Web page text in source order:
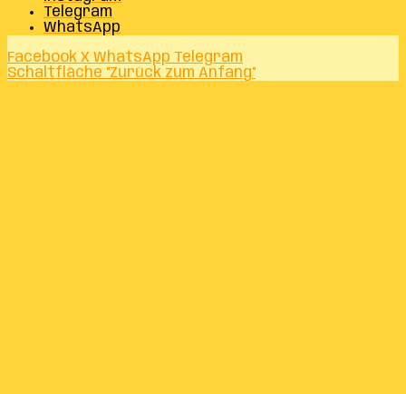
Telegram
WhatsApp
Facebook X WhatsApp Telegram
Schaltfläche "Zurück zum Anfang"